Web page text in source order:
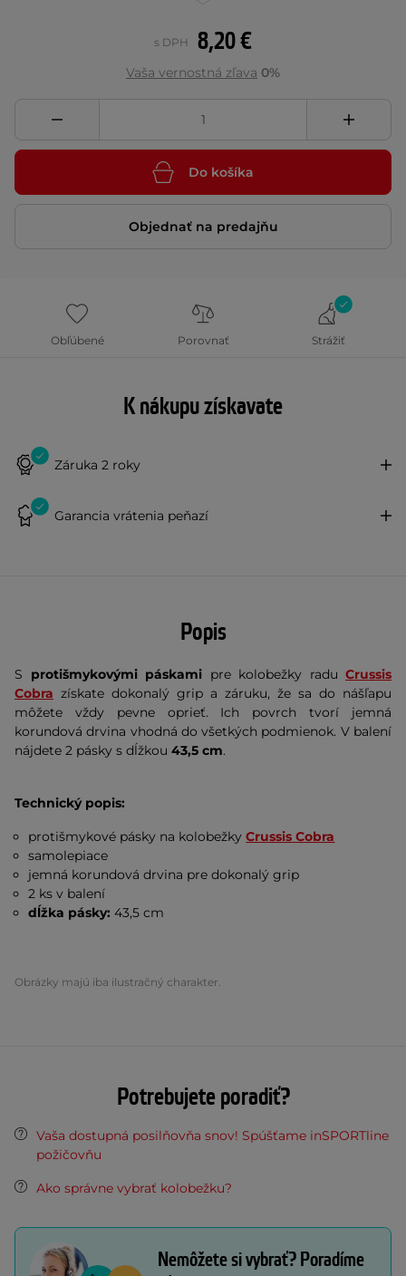
8,20 €
s DPH
Vaša vernostná zľava 0%
Do košíka
Objednať na predajňu
Obľúbené Porovnať Strážiť
K nákupu získavate
Záruka 2 roky
Garancia vrátenia peňazí
Popis
S protišmykovými páskami pre kolobežky radu Crussis
Cobra získate dokonalý grip a záruku, že sa do nášľapu
môžete vždy pevne oprieť. Ich povrch tvorí jemná
korundová drvina vhodná do všetkých podmienok. V balení
nájdete 2 pásky s dĺžkou 43,5 cm.
Technický popis:
protišmykové pásky na kolobežkyCrussis Cobra
samolepiace
jemná korundová drvina pre dokonalý grip
2 ks v balení
dĺžka pásky: 43,5 cm
Obrázky majú iba ilustračný charakter.
Potrebujete poradiť?
Vaša dostupná posilňovňa snov! Spúšťame inSPORTline
požičovňu
Ako správne vybrať kolobežku?
Nemôžete si vybrať? Poradíme